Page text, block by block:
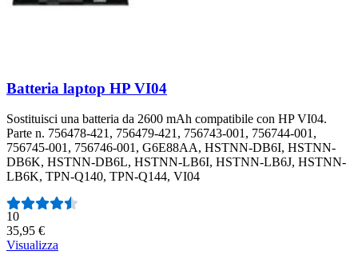
Batteria laptop HP VI04
Sostituisci una batteria da 2600 mAh compatibile con HP VI04.
Parte n. 756478-421, 756479-421, 756743-001, 756744-001,
756745-001, 756746-001, G6E88AA, HSTNN-DB6I, HSTNN-
DB6K, HSTNN-DB6L, HSTNN-LB6I, HSTNN-LB6J, HSTNN-
LB6K, TPN-Q140, TPN-Q144, VI04
Numero di recensioni:
10
35,95 €
Visualizza